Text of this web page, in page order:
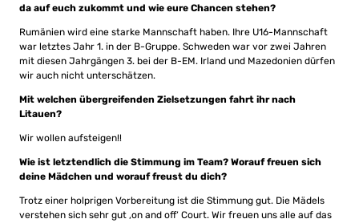
da auf euch zukommt und wie eure Chancen stehen?
Rumänien wird eine starke Mannschaft haben. Ihre U16-Mannschaft
war letztes Jahr 1. in der B-Gruppe. Schweden war vor zwei Jahren
mit diesen Jahrgängen 3. bei der B-EM. Irland und Mazedonien dürfen
wir auch nicht unterschätzen.
Mit welchen übergreifenden Zielsetzungen fahrt ihr nach
Litauen?
Wir wollen aufsteigen!!
Wie ist letztendlich die Stimmung im Team? Worauf freuen sich
deine Mädchen und worauf freust du dich?
Trotz einer holprigen Vorbereitung ist die Stimmung gut. Die Mädels
verstehen sich sehr gut ‚on and off‘ Court. Wir freuen uns alle auf das